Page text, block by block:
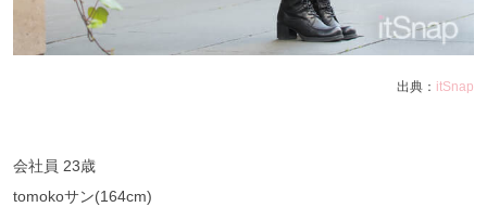
出典： itSnap
会社員 23歳
tomokoサン(164cm)